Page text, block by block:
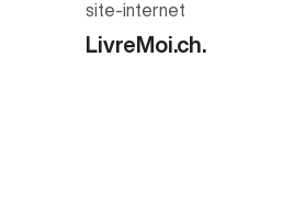
site-internet
LivreMoi.ch.